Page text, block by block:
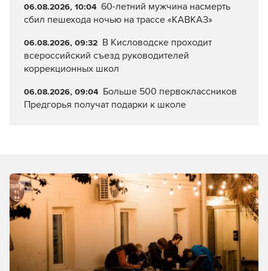
06.08.2026, 10:04 60-летний мужчина насмерть
сбил пешехода ночью на трассе «КАВКАЗ»
06.08.2026, 09:32 В Кисловодске проходит
всероссийский съезд руководителей
коррекционных школ
06.08.2026, 09:04 Больше 500 первоклассников
Предгорья получат подарки к школе